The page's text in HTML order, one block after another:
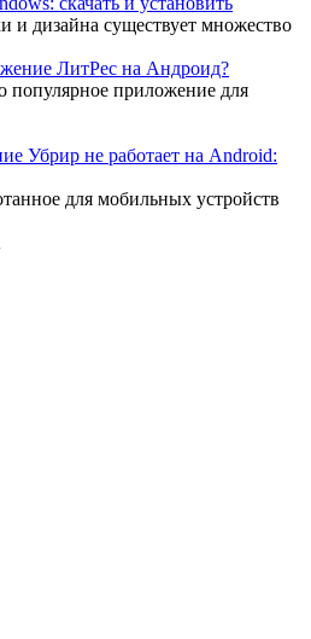
и дизайна существует множество
ЛитРес на Андроид?
приложение для
Убрир не работает на Android:
для мобильных устройств